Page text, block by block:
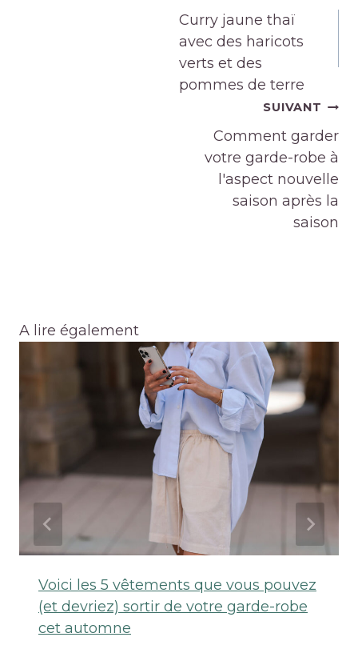
Curry jaune thaï
avec des haricots
verts et des
pommes de terre
SUIVANT
Comment garder
votre garde-robe à
l'aspect nouvelle
saison après la
saison
A lire également
Voici les 5 vêtements que vous pouvez
(et devriez) sortir de votre garde-robe
cet automne